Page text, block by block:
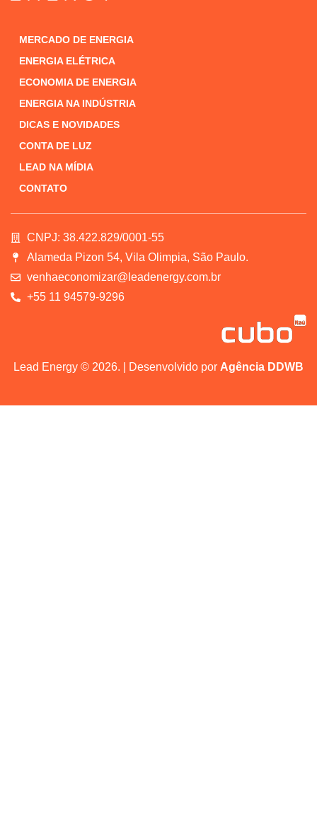
MERCADO DE ENERGIA
ENERGIA ELÉTRICA
ECONOMIA DE ENERGIA
ENERGIA NA INDÚSTRIA
DICAS E NOVIDADES
CONTA DE LUZ
LEAD NA MÍDIA
CONTATO
CNPJ: 38.422.829/0001-55
Alameda Pizon 54, Vila Olimpia, São Paulo.
venhaeconomizar@leadenergy.com.br
+55 11 94579-9296
Lead Energy © 2026. | Desenvolvido por Agência DDWB